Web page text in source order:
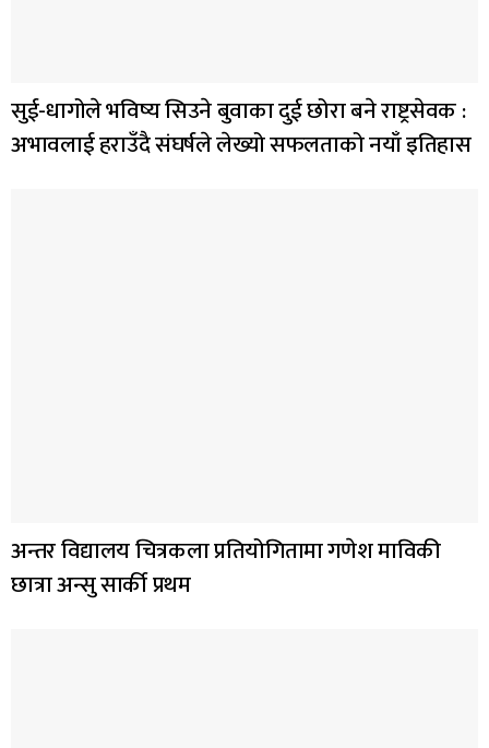
सुई-धागोले भविष्य सिउने बुवाका दुई छोरा बने राष्ट्रसेवक :
अभावलाई हराउँदै संघर्षले लेख्यो सफलताको नयाँ इतिहास
अन्तर विद्यालय चित्रकला प्रतियोगितामा गणेश माविकी
छात्रा अन्सु सार्की प्रथम